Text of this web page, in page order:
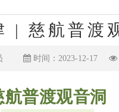
| 慈航普渡
时间：2023-12-17
航普渡观音洞